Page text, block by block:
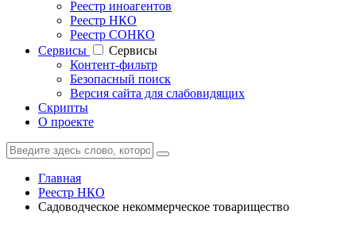
Реестр иноагентов
Реестр НКО
Реестр СОНКО
Cервисы
Cервисы
Контент-фильтр
Безопасный поиск
Версия сайта для слабовидящих
Скрипты
О проекте
Главная
Реестр НКО
Садоводческое некоммерческое товарищество